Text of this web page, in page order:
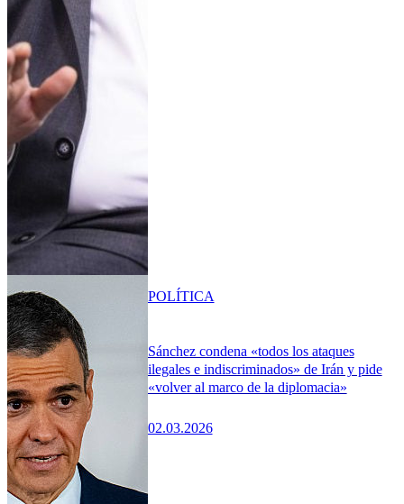
Sánchez condena «todos los ataques
ilegales e indiscriminados» de Irán y pide
«volver al marco de la diplomacia»
02.03.2026
POLÍTICA